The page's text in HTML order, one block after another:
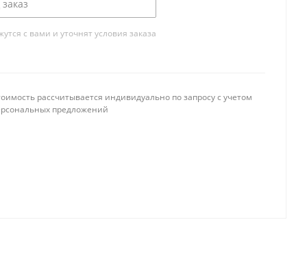
с вами и уточнят условия заказа
рассчитывается индивидуально по запросу с учетом
предложений